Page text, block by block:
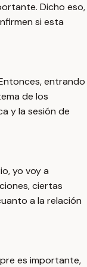
Dicho eso,
si esta
entrando
de los
y la sesión de
yo voy a
ciertas
a la relación
es importante,